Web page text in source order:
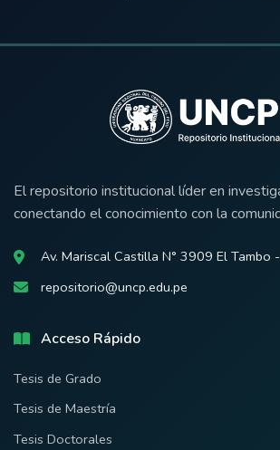
El repositorio institucional líder en
conectando el conocimiento con la
Av. Mariscal Castilla N° 3909 El Tambo
repositorio@uncp.edu.pe
Acceso Rápido
Tesis de Grado
Tesis de Maestría
Tesis Doctorales